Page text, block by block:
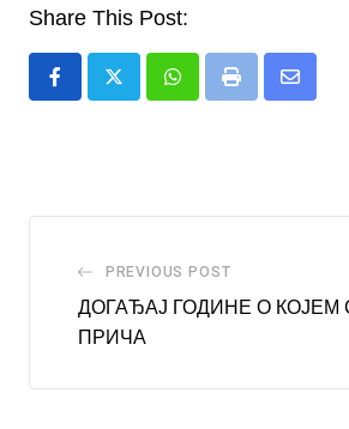
Share This Post:
WhatsappPrint
Share
PREVIOUS POST
ДОГАЂАЈ ГОДИНЕ О КОЈЕМ
ПРИЧА